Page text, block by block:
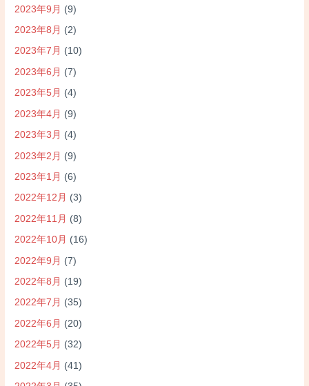
2023年9月 (9)
2023年8月 (2)
2023年7月 (10)
2023年6月 (7)
2023年5月 (4)
2023年4月 (9)
2023年3月 (4)
2023年2月 (9)
2023年1月 (6)
2022年12月 (3)
2022年11月 (8)
2022年10月 (16)
2022年9月 (7)
2022年8月 (19)
2022年7月 (35)
2022年6月 (20)
2022年5月 (32)
2022年4月 (41)